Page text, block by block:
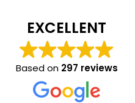
EXCELLENT
Based on 297 reviews